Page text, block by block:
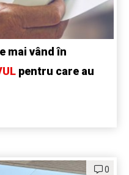
mai vând în
pentru care au
0